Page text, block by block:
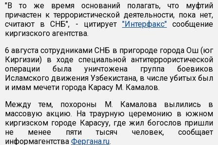
"В то же время оснований полагать, что муфтий
причастен к террористической деятельности, пока нет,
считают в СНБ", - цитирует "Интерфакс"сообщение
киргизского агентства.
6 августа сотрудниками СНБ в пригороде города Ош (юг
Киргизии) в ходе специальной антитеррористической
операции была уничтожена группа боевиков
Исламского движения Узбекистана, в числе убитых был
и имам мечети города Карасу М. Камалов.
Между тем, похороны М. Камалова вылились в
массовую акцию. На траурную церемонию в южном
киргизском городе Карасуу, где жил богослов пришли
не менее пяти тысяч человек, сообщает
информагентства Фергана.ru.